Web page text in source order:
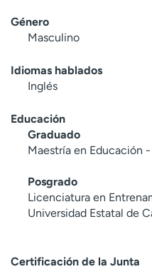
Género
Masculino
Idiomas hablados
Inglés
Educación
Graduado
Maestría en Educación
Posgrado
Licenciatura en
Universidad Estatal de
Certificación de la Junta